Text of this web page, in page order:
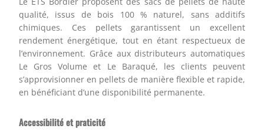
qualité, issus de bois 100 % naturel, sans additifs
chimiques. Ces pellets garantissent un excellent
rendement énergétique, tout en étant respectueux de
l’environnement. Grâce aux distributeurs automatiques
Le Gros Volume et Le Baraqué, les clients peuvent
s’approvisionner en pellets de manière flexible et rapide,
en bénéficiant d’une disponibilité permanente.
Accessibilité et praticité